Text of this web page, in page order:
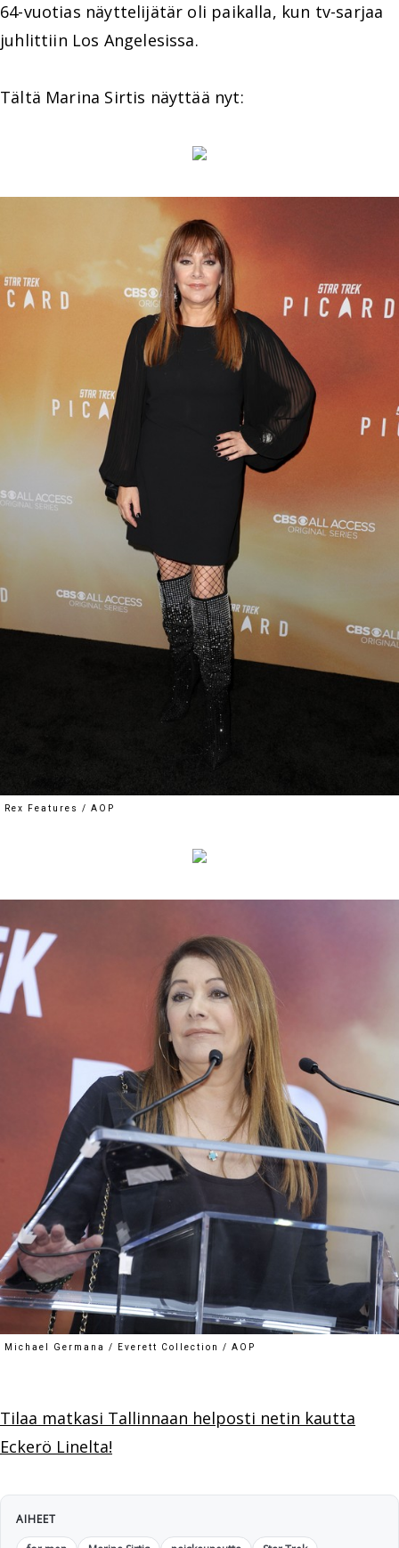
64-vuotias näyttelijätär oli paikalla, kun tv-sarjaa
juhlittiin Los Angelesissa.
Tältä Marina Sirtis näyttää nyt:
Rex Features / AOP
Michael Germana / Everett Collection / AOP
Tilaa matkasi Tallinnaan helposti netin kautta
Eckerö Linelta!
AIHEET